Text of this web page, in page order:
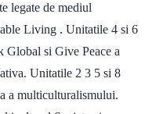
legate de mediul
Living . Unitatile 4 si 6
si Give Peace a
Unitatile 2 3 5 si 8
a multiculturalismului.